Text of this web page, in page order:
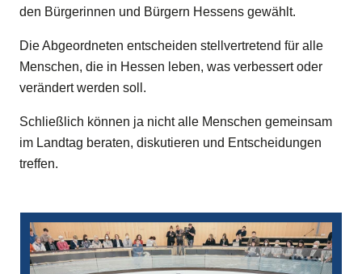
den Bürgerinnen und Bürgern Hessens gewählt.
Die Abgeordneten entscheiden stellvertretend für alle
Menschen, die in Hessen leben, was verbessert oder
verändert werden soll.
Schließlich können ja nicht alle Menschen gemeinsam
im Landtag beraten, diskutieren und Entscheidungen
treffen.
Bilddatei